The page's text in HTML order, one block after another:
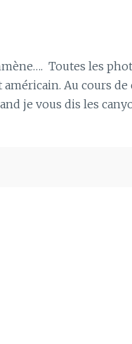
Toutes les
américain. Au cours de
je vous dis les